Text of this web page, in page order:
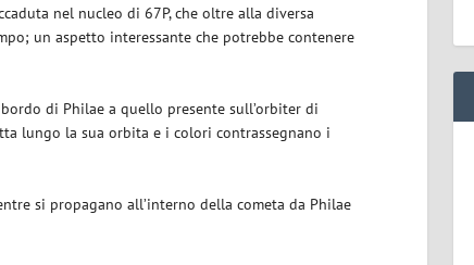
nel nucleo di 67P, che oltre alla diversa
un aspetto interessante che potrebbe contenere
di Philae a quello presente sull’orbiter di
lungo la sua orbita e i colori contrassegnano i
si propagano all’interno della cometa da Philae